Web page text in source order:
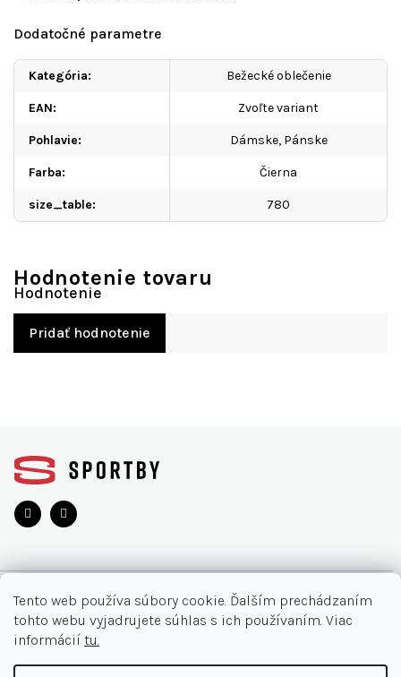
Tento web používa súbory cookie. Ďalším prechádzaním
tohto webu vyjadrujete súhlas s ich používaním. Viac
informácií tu.
Dodatočné parametre
Kategória: Bežecké oblečenie
EAN: Zvoľte variant
Pohlavie: Dámske, Pánske
Farba: Čierna
size_table: 780
Hodnotenie tovaru
Pridať hodnotenie
e
O NÁKUPE
Moja objednávka
Najčastejšie otázky
INFORMÁCIE